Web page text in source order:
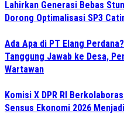
Lahirkan Generasi Bebas
Dorong Optimalisasi SP3
Ada Apa di PT Elang
Tanggung Jawab ke Desa,
Wartawan
Komisi X DPR RI
Sensus Ekonomi 2026